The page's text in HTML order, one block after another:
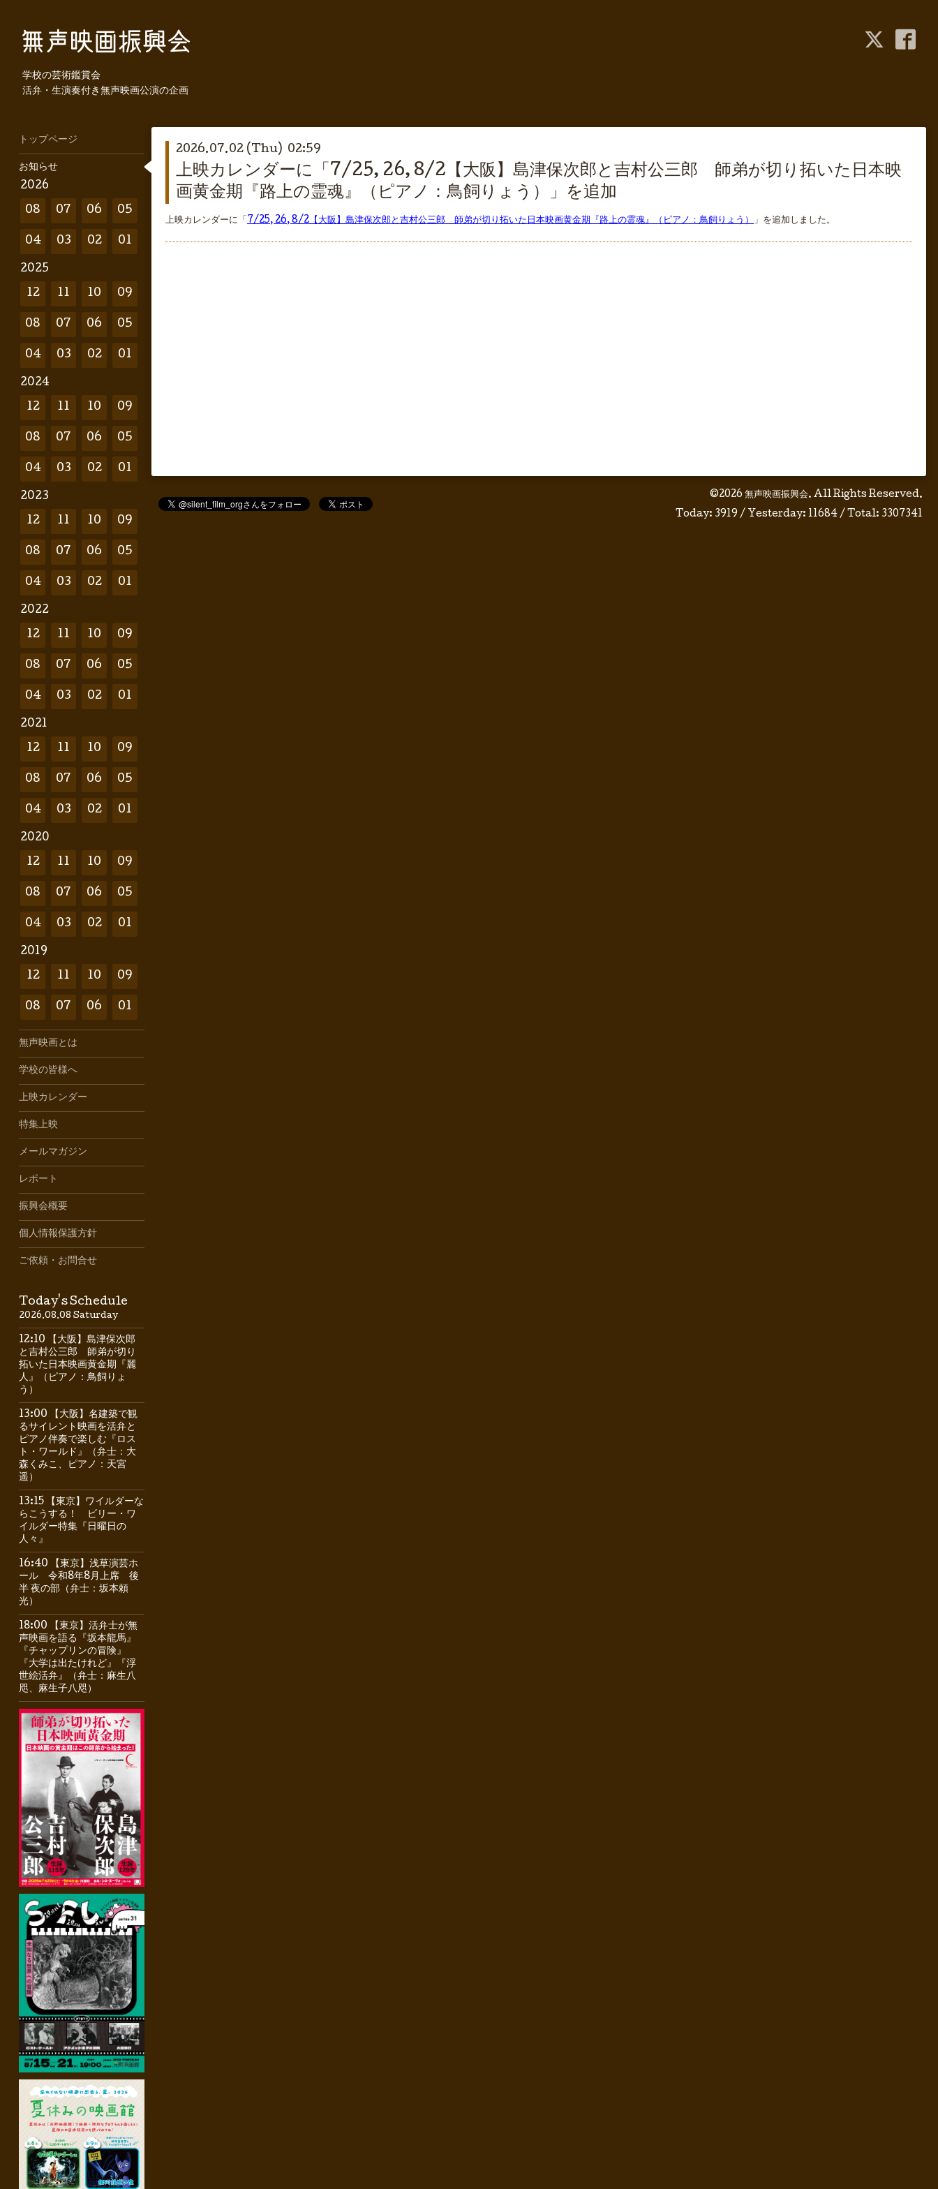
学校の芸術鑑賞会
活弁・生演奏付き無声映画公演の企画
2026.07.02 (Thu) 02:59
上映カレンダーに「7/25, 26, 8/2【大阪】島津保次郎と吉村公三郎 師弟が切り拓いた日本映
画黄金期『路上の霊魂』（ピアノ：鳥飼りょう）」を追加
上映カレンダーに「 7/25, 26, 8/2【大阪】島津保次郎と吉村公三郎 師弟が切り拓いた日本映画黄金期『路上の霊魂』（ピアノ：鳥飼りょう） 」を追加しました。
©2026 無声映画振興会. All Rights Reserved.
Today: 3919 / Yesterday: 11684 / Total: 3307341
トップページ
お知らせ
2026
08 07 06 05
04 03 02 01
2025
12 11 10 09
08 07 06 05
04 03 02 01
2024
12 11 10 09
08 07 06 05
04 03 02 01
2023
12 11 10 09
08 07 06 05
04 03 02 01
2022
12 11 10 09
08 07 06 05
04 03 02 01
2021
12 11 10 09
08 07 06 05
04 03 02 01
2020
12 11 10 09
08 07 06 05
04 03 02 01
2019
12 11 10 09
08 07 06 01
無声映画とは
学校の皆様へ
上映カレンダー
特集上映
メールマガジン
レポート
振興会概要
個人情報保護方針
ご依頼・お問合せ
Today's Schedule
2026.08.08 Saturday
12:10 【大阪】島津保次郎
と吉村公三郎 師弟が切り
拓いた日本映画黄金期『麗
人』（ピアノ：鳥飼りょ
う）
13:00 【大阪】名建築で観
るサイレント映画を活弁と
ピアノ伴奏で楽しむ『ロス
ト・ワールド』（弁士：大
森くみこ、ピアノ：天宮
遥）
13:15 【東京】ワイルダーな
らこうする！ ビリー・ワ
イルダー特集『日曜日の
人々』
16:40 【東京】浅草演芸ホ
ール 令和8年8月上席 後
半 夜の部（弁士：坂本頼
光）
18:00 【東京】活弁士が無
声映画を語る『坂本龍馬』
『チャップリンの冒険』
『大学は出たけれど』『浮
世絵活弁』（弁士：麻生八
咫、麻生子八咫）